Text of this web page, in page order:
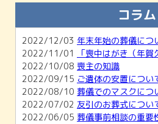
【2月開催】無料相
案内
2026/01/04 1月無料相談会＆ホ
2025/11/30 12月無料相談会＆ホ
コラム
2022/12/03 年末年始の葬儀につ
2022/11/01
「喪中はがき（年
2022/10/08 喪主の知識
2022/09/15 ご遺体の安置につい
2022/08/10 葬儀でのマスクにつ
2022/07/02 友引のお葬式につい
2022/06/05 葬儀事前相談の重要